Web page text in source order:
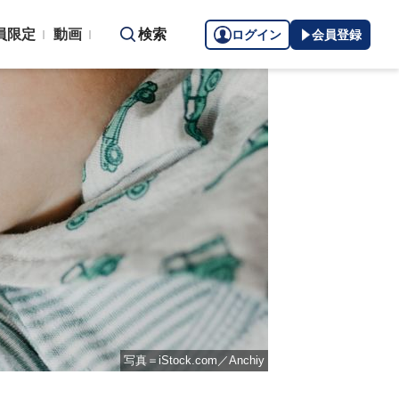
限定 動画 検索 ログイン 会員登録
写真＝iStock.com／Anchiy